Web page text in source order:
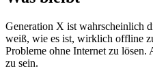
Generation X ist wahrscheinlich
weiß, wie es ist, wirklich offline
Probleme ohne Internet zu
zu sein.